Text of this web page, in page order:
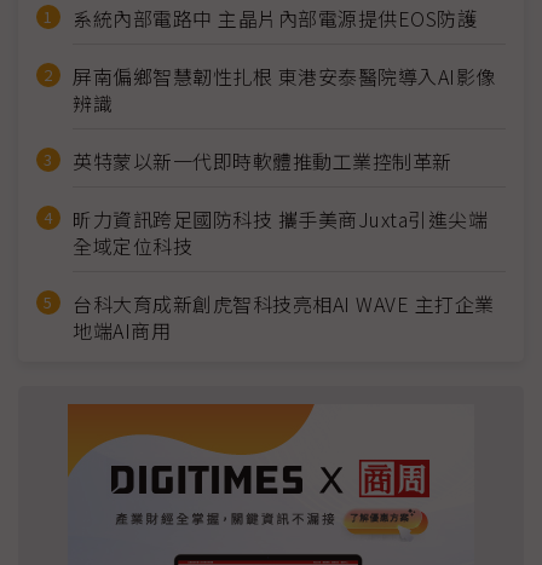
系統內部電路中 主晶片內部電源提供EOS防護
屏南偏鄉智慧韌性扎根 東港安泰醫院導入AI影像
辨識
英特蒙以新一代即時軟體推動工業控制革新
昕力資訊跨足國防科技 攜手美商Juxta引進尖端
全域定位科技
台科大育成新創虎智科技亮相AI WAVE 主打企業
地端AI商用